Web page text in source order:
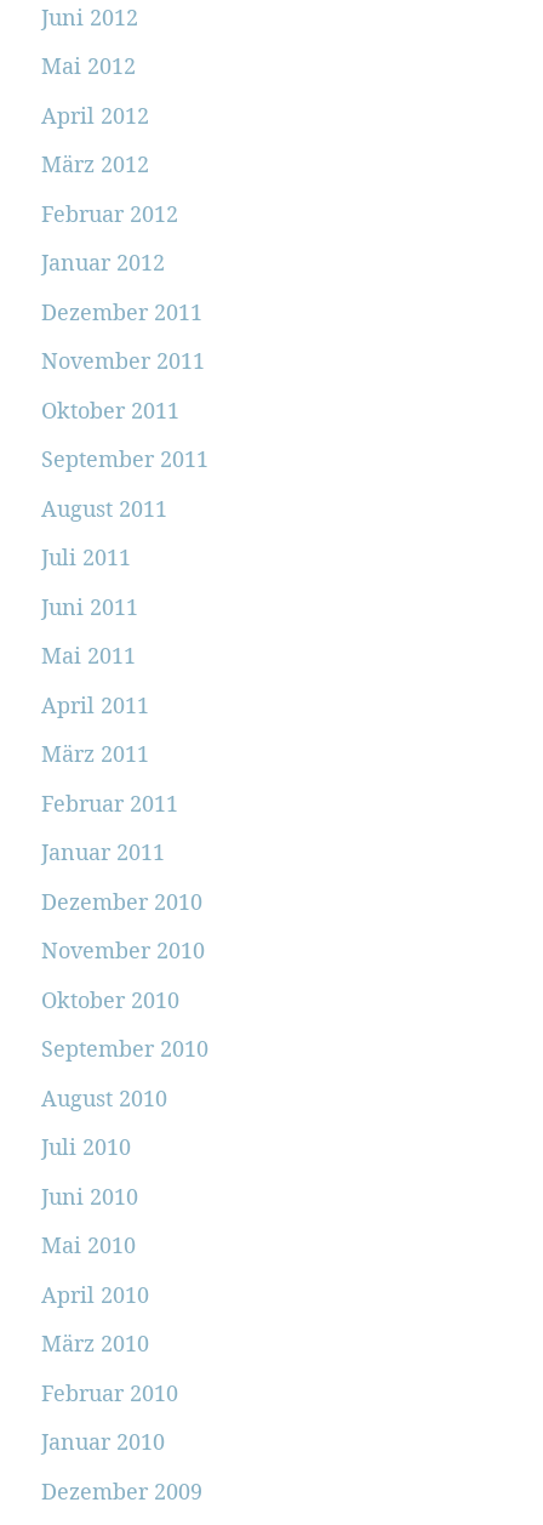
Juni 2012
Mai 2012
April 2012
März 2012
Februar 2012
Januar 2012
Dezember 2011
November 2011
Oktober 2011
September 2011
August 2011
Juli 2011
Juni 2011
Mai 2011
April 2011
März 2011
Februar 2011
Januar 2011
Dezember 2010
November 2010
Oktober 2010
September 2010
August 2010
Juli 2010
Juni 2010
Mai 2010
April 2010
März 2010
Februar 2010
Januar 2010
Dezember 2009